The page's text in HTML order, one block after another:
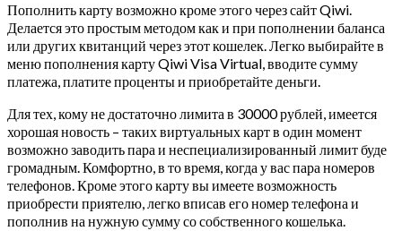
Пополнить карту возможно кроме этого через сайт Qiwi.
Делается это простым методом как и при пополнении баланса
или других квитанций через этот кошелек. Легко выбирайте в
меню пополнения карту Qiwi Visa Virtual, вводите сумму
платежа, платите проценты и приобретайте деньги.
Для тех, кому не достаточно лимита в 30000 рублей, имеется
хорошая новость – таких виртуальных карт в один момент
возможно заводить пара и неспециализированный лимит буде
громадным. Комфортно, в то время, когда у вас пара номеров
телефонов. Кроме этого карту вы имеете возможность
приобрести приятелю, легко вписав его номер телефона и
пополнив на нужную сумму со собственного кошелька.